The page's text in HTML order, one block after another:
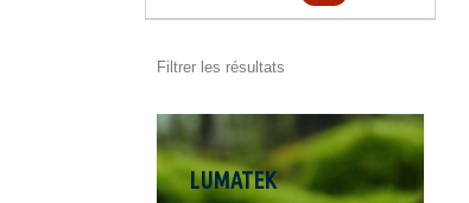
Filtrer les résultats
LUMATEK